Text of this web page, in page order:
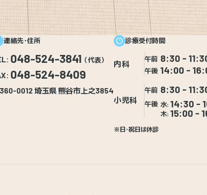
連絡先・住所
048-524-3841 （代表）
048-524-8409
0012 埼玉県 熊谷市上之3854
診療受付時間
内科
午前 8:30 -
午後 14:00 -
小児科
午前 8:30 -
午後 水: 14:30 -
木: 15:00 -
※日・祝日は休診